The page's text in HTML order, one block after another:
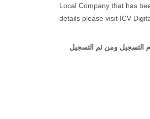
Local Company that has
details please visit ICV
التسجيل ومن ثم التسجيل